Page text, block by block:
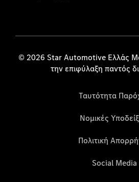
© 2026 Star Automotive Ελλάς
την επιφύλαξη παντός
Ταυτότητα
Νομικές
Πολιτική
Social Media